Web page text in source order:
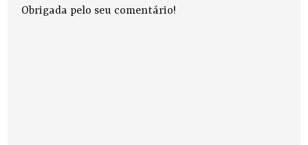
Obrigada pelo seu comentário!